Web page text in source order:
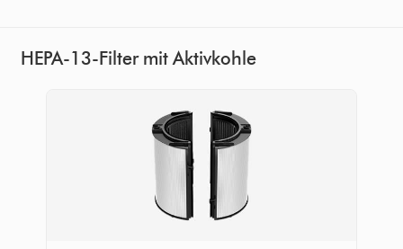
HEPA-13-Filter mit Aktivkohle